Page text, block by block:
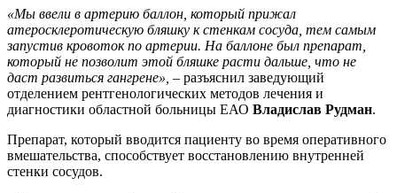
«Мы ввели в артерию баллон, который прижал
атеросклеротическую бляшку к стенкам сосуда, тем самым
запустив кровоток по артерии. На баллоне был препарат,
который не позволит этой бляшке расти дальше, что не
даст развиться гангрене», – разъяснил заведующий
отделением рентгенологических методов лечения и
диагностики областной больницы ЕАО Владислав Рудман.
Препарат, который вводится пациенту во время оперативного
вмешательства, способствует восстановлению внутренней
стенки сосудов.